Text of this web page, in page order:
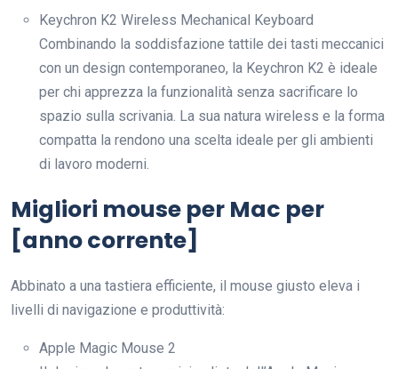
Keychron K2 Wireless Mechanical Keyboard
Combinando la soddisfazione tattile dei tasti meccanici
con un design contemporaneo, la Keychron K2 è ideale
per chi apprezza la funzionalità senza sacrificare lo
spazio sulla scrivania. La sua natura wireless e la forma
compatta la rendono una scelta ideale per gli ambienti
di lavoro moderni.
Migliori mouse per Mac per
[anno corrente]
Abbinato a una tastiera efficiente, il mouse giusto eleva i
livelli di navigazione e produttività:
Apple Magic Mouse 2